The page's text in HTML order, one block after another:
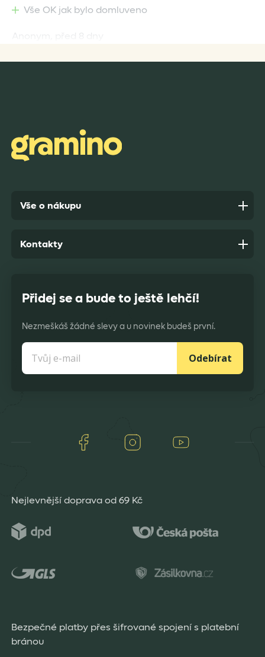
Vše OK jak bylo domluveno
Anonym,před 9 dny
Vše o nákupu
Přidej se a bude to ještě lehčí!
Nezmeškáš žádné slevy a u novinek budeš první.
Odebírat
Facebook Instagram
Kontakty
Nejlevnější doprava od 69 Kč
Bezpečné platby přes šifrované spojení s platební
bránou